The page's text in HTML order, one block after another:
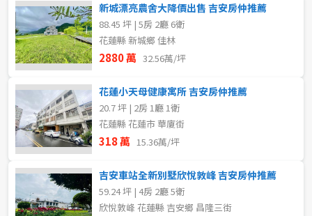
新城漂亮農舍大降價出售 吉安房仲推薦
88.45 坪 | 5房 2廳 6衛
花蓮縣 新城鄉 佳林
2880 萬 32.56萬/坪
花蓮小天母健康寓所 吉安房仲推薦
20.7 坪 | 2房 1廳 1衛
花蓮縣 花蓮市 華廈街
318 萬 15.36萬/坪
吉安車站全新別墅欣悅敦峰 吉安房仲推薦
59.24 坪 | 4房 2廳 5衛
欣悅敦峰 花蓮縣 吉安鄉 昌隆三街